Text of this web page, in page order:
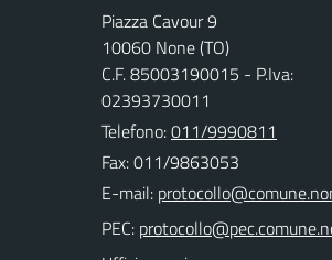
Piazza Cavour 9
10060 None (TO)
C.F. 85003190015 - P.Iva:
02393730011
Telefono:011/9990811
Fax: 011/9863053
E-mail:
PEC: